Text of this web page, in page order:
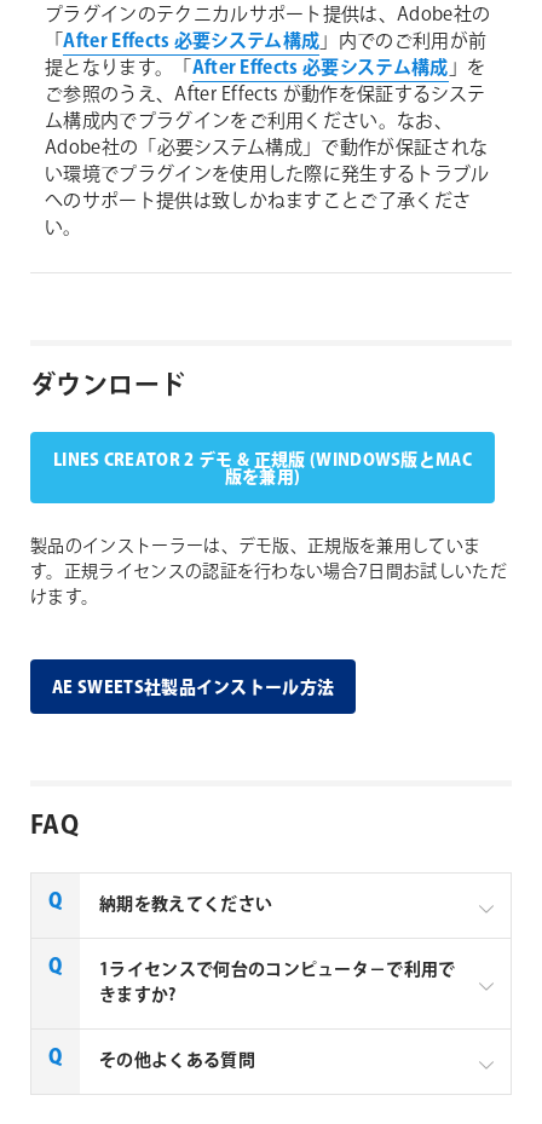
プラグインのテクニカルサポート提供は、Adobe社の
「After Effects 必要システム構成」内でのご利用が前
提となります。「After Effects 必要システム構成 」を
ご参照のうえ、After Effects が動作を保証するシステ
ム構成内でプラグインをご利用ください。なお、
Adobe社の「必要システム構成」で動作が保証されな
い環境でプラグインを使用した際に発生するトラブル
へのサポート提供は致しかねますことご了承くださ
い。
ダウンロード
LINES CREATOR 2 デモ & 正規版 (WINDOWS版とMAC
版を兼用)
製品のインストーラーは、デモ版、正規版を兼用していま
す。正規ライセンスの認証を行わない場合7日間お試しいただ
けます。
AE SWEETS社製品インストール方法
FAQ
納期を教えてください
AE Sweets社の全製品はご注文から1～2営業日での納
品となります。
1ライセンスで何台のコンピュータ－で利用で
きますか?
1ライセンスにつき、1台のコンピューターでご利用い
その他よくある質問